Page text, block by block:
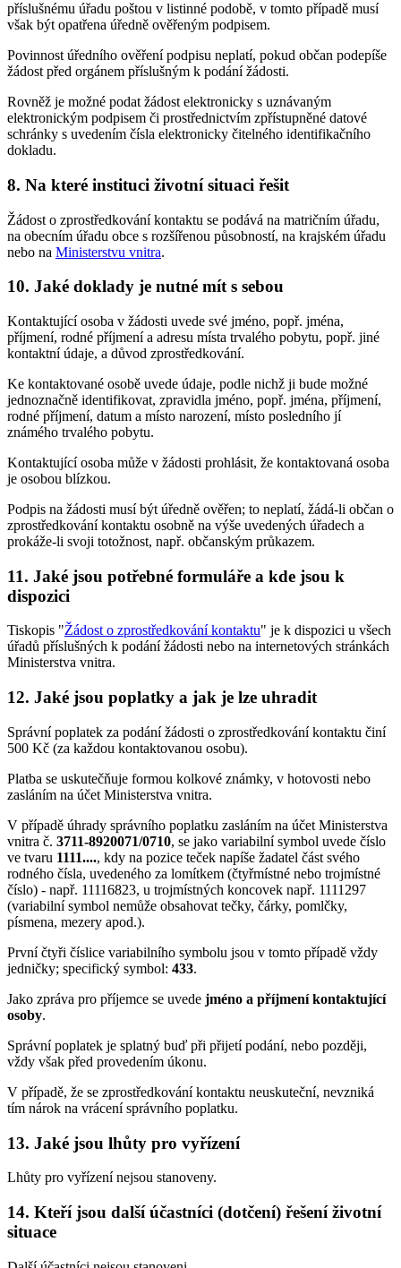
příslušnému úřadu poštou v listinné podobě, v tomto případě musí
však být opatřena úředně ověřeným podpisem.
Povinnost úředního ověření podpisu neplatí, pokud občan podepíše
žádost před orgánem příslušným k podání žádosti.
Rovněž je možné podat žádost elektronicky s uznávaným
elektronickým podpisem či prostřednictvím zpřístupněné datové
schránky s uvedením čísla elektronicky čitelného identifikačního
dokladu.
8. Na které instituci životní situaci řešit
Žádost o zprostředkování kontaktu se podává na matričním úřadu,
na obecním úřadu obce s rozšířenou působností, na krajském úřadu
nebo na Ministerstvu vnitra.
10. Jaké doklady je nutné mít s sebou
Kontaktující osoba v žádosti uvede své jméno, popř. jména,
příjmení, rodné příjmení a adresu místa trvalého pobytu, popř. jiné
kontaktní údaje, a důvod zprostředkování.
Ke kontaktované osobě uvede údaje, podle nichž ji bude možné
jednoznačně identifikovat, zpravidla jméno, popř. jména, příjmení,
rodné příjmení, datum a místo narození, místo posledního jí
známého trvalého pobytu.
Kontaktující osoba může v žádosti prohlásit, že kontaktovaná osoba
je osobou blízkou.
Podpis na žádosti musí být úředně ověřen; to neplatí, žádá-li občan o
zprostředkování kontaktu osobně na výše uvedených úřadech a
prokáže-li svoji totožnost, např. občanským průkazem.
11. Jaké jsou potřebné formuláře a kde jsou k
dispozici
Tiskopis "Žádost o zprostředkování kontaktu" je k dispozici u všech
úřadů příslušných k podání žádosti nebo na internetových stránkách
Ministerstva vnitra.
12. Jaké jsou poplatky a jak je lze uhradit
Správní poplatek za podání žádosti o zprostředkování kontaktu činí
500 Kč (za každou kontaktovanou osobu).
Platba se uskutečňuje formou kolkové známky, v hotovosti nebo
zasláním na účet Ministerstva vnitra.
V případě úhrady správního poplatku zasláním na účet Ministerstva
vnitra č. 3711-8920071/0710, se jako variabilní symbol uvede číslo
ve tvaru 1111...., kdy na pozice teček napíše žadatel část svého
rodného čísla, uvedeného za lomítkem (čtyřmístné nebo trojmístné
číslo) - např. 11116823, u trojmístných koncovek např. 1111297
(variabilní symbol nemůže obsahovat tečky, čárky, pomlčky,
písmena, mezery apod.).
První čtyři číslice variabilního symbolu jsou v tomto případě vždy
jedničky; specifický symbol: 433.
Jako zpráva pro příjemce se uvede jméno a příjmení kontaktující
osoby.
Správní poplatek je splatný buď při přijetí podání, nebo později,
vždy však před provedením úkonu.
V případě, že se zprostředkování kontaktu neuskuteční, nevzniká
tím nárok na vrácení správního poplatku.
13. Jaké jsou lhůty pro vyřízení
Lhůty pro vyřízení nejsou stanoveny.
14. Kteří jsou další účastníci (dotčení) řešení životní
situace